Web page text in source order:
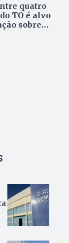
quatro
TO é alvo
sobre